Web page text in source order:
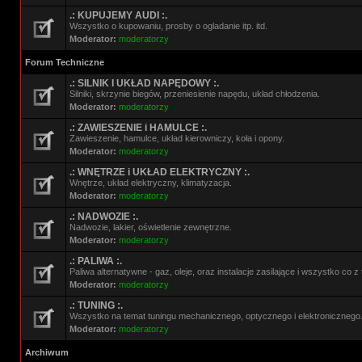
.: KUPUJEMY AUDI :.
Wszystko o kupowaniu, prosby o ogladanie itp. itd.
Moderator: moderatorzy
Forum Techniczne
.: SILNIK I UKŁAD NAPĘDOWY :.
Silniki, skrzynie biegów, przeniesienie napędu, układ chłodzenia.
Moderator: moderatorzy
.: ZAWIESZENIE i HAMULCE :.
Zawieszenie, hamulce, układ kierowniczy, koła i opony.
Moderator: moderatorzy
.: WNĘTRZE i UKŁAD ELEKTRYCZNY :.
Wnętrze, układ elektryczny, klimatyzacja.
Moderator: moderatorzy
.: NADWOZIE :.
Nadwozie, lakier, oświetlenie zewnętrzne.
Moderator: moderatorzy
.: PALIWA :.
Paliwa alternatywne - gaz, oleje, oraz instalacje zasilające i wszystko co z
Moderator: moderatorzy
.: TUNING :.
Wszystko na temat tuningu mechanicznego, optycznego i elektronicznego.
Moderator: moderatorzy
Archiwum